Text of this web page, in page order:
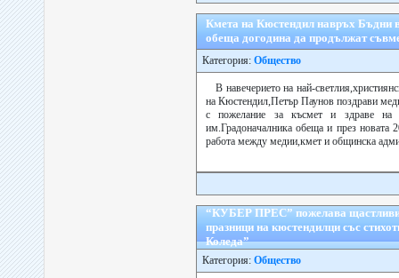
Кмета на Кюстендил навръх Бъдни
обеща догодина да продължат
Категория: Общество
В навечерието на най-
на Кюстендил,Петър Паунов поздрави
с пожелание за късмет и здраве на
им.Градоначалника обеща и през новата
работа между медии,кмет и общинска
“КУБЕР ПРЕС” пожелава
празници на кюстендилци със
Коледа”
Категория: Общество